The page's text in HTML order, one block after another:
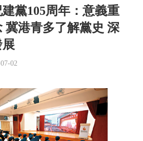
黨105周年：意義重
冀港青多了解黨史 深
02